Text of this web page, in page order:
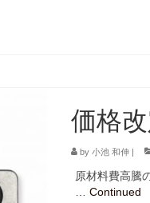
価格
by 小池 和伸|
原材料費高騰
… Continued